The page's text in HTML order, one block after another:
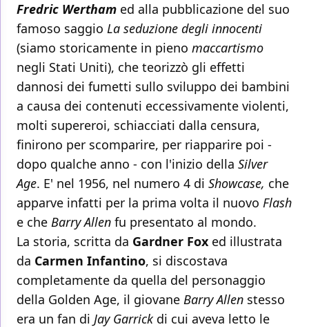
Fredric Wertham ed alla pubblicazione del suo
famoso saggio La seduzione degli innocenti
(siamo storicamente in pieno maccartismo
negli Stati Uniti), che teorizzò gli effetti
dannosi dei fumetti sullo sviluppo dei bambini
a causa dei contenuti eccessivamente violenti,
molti supereroi, schiacciati dalla censura,
finirono per scomparire, per riapparire poi -
dopo qualche anno - con l'inizio della Silver
Age. E' nel 1956, nel numero 4 di Showcase, che
apparve infatti per la prima volta il nuovo Flash
e che Barry Allen fu presentato al mondo.
La storia, scritta da Gardner Fox ed illustrata
da Carmen Infantino, si discostava
completamente da quella del personaggio
della Golden Age, il giovane Barry Allen stesso
era un fan di Jay Garrick di cui aveva letto le